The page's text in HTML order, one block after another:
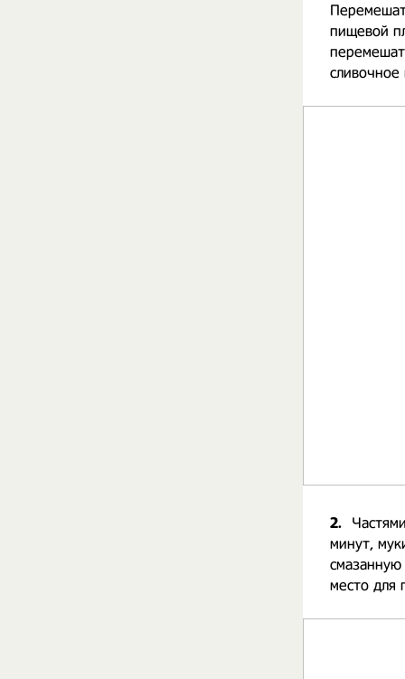
пищевой
сливочное
2.
минут,
место для